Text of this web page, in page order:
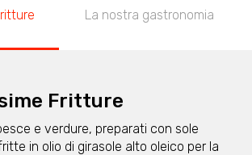
La nostra gastronomia
Fritture
e verdure, preparati con sole
in olio di girasole alto oleico per la